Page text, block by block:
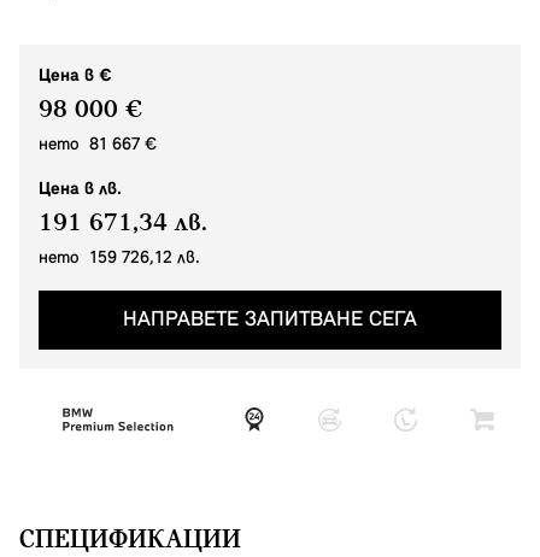
Цена в €
98 000 €
нето 81 667 €
Цена в лв.
191 671,34 лв.
нето 159 726,12 лв.
НАПРАВЕТЕ ЗАПИТВАНЕ СЕГА
СПЕЦИФИКАЦИИ